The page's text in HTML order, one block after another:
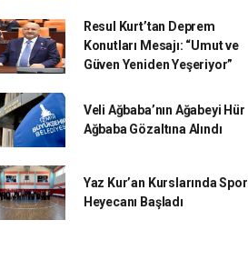
Resul Kurt’tan Deprem
Konutları Mesajı: “Umut ve
Güven Yeniden Yeşeriyor”
Veli Ağbaba’nın Ağabeyi Hür
Ağbaba Gözaltına Alındı
Yaz Kur’an Kurslarında Spor
Heyecanı Başladı